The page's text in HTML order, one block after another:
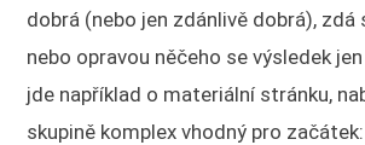
dobrá (nebo jen zdánlivě dobrá), zdá
nebo opravou něčeho se výsledek
jde například o materiální stránku,
skupině komplex vhodný pro začátek: